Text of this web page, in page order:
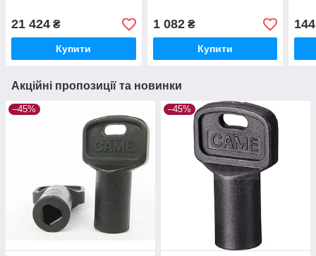
21 424 ₴
Купити
1 082₴
Купити
Акційні пропозиції та новинки
–45% –45%